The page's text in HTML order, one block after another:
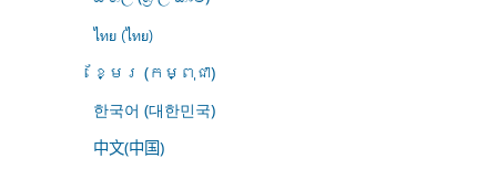
ไทย (ไทย)
ខ្មែរ (កម្ពុជា)
한국어 (대한민국)
中文(中国)